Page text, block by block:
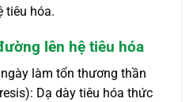
tiêu hóa.
lên hệ tiêu hóa
làm tổn thương thần
Dạ dày tiêu hóa thức